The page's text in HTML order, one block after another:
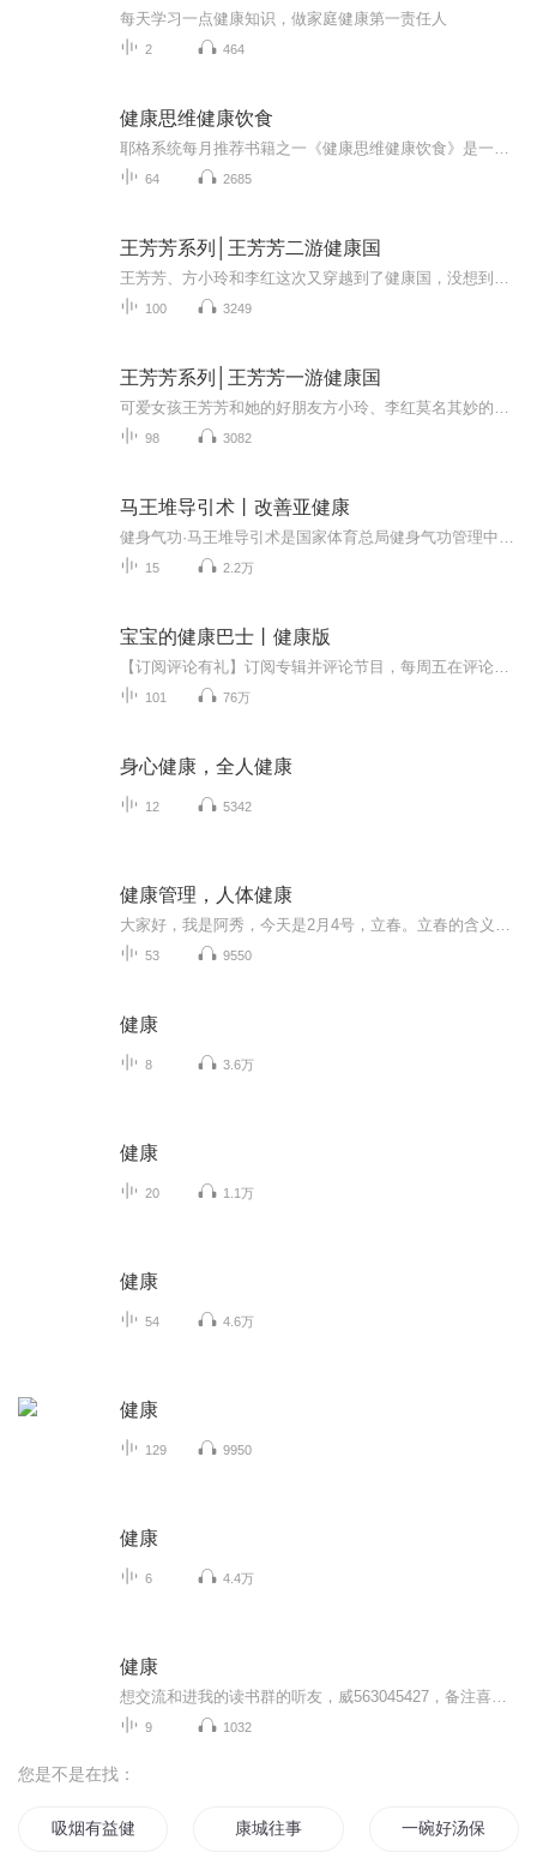
每天学习一点健康知识，做家庭健康第一责任人
2 464
健康思维健康饮食
64 2685
王芳芳系列│王芳芳二游健康国
100 3249
王芳芳系列│王芳芳一游健康国
98 3082
马王堆导引术丨改善亚健康
15 2.2万
宝宝的健康巴士丨健康版
101 76万
身心健康，全人健康
12 5342
健康管理，人体健康
53 9550
健康
8 3.6万
健康
20 1.1万
健康
54 4.6万
健康
129 9950
健康
6 4.4万
健康
9 1032
您是不是在找：
吸烟有益健康 康城往事 一碗好汤保健康